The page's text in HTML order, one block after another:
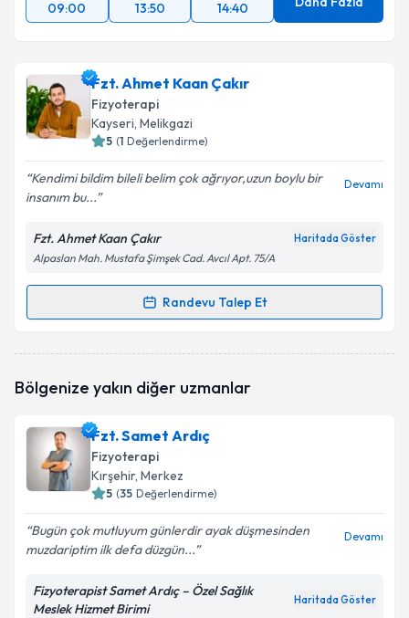
09:00 13:50 14:40
Fzt. Ahmet Kaan Çakır
Fizyoterapi
Kayseri, Melikgazi
5 (1 Değerlendirme)
Kendimi bildim bileli belim çok ağrıyor,uzun boylu bir
insanım bu...
Devamı
Fzt. Ahmet Kaan Çakır Haritada Göster
Alpaslan Mah. Mustafa Şimşek Cad. Avcıl Apt. 75/A
Randevu Talep Et
Randevu Takvimi Talebi
oluşturun. Size bu uzmandan randevu almanız için bir
E-posta Adresiniz
Kişisel verilerimin işlenmesine ilişkinAydınlatma
Metni'ni okudum ve kişisel verilerimin belirtilen
Bölgenize yakın diğer uzmanlar
Fzt. Samet Ardıç
Fizyoterapi
Kırşehir, Merkez
5 (35 Değerlendirme)
Bugün çok mutluyum günlerdir ayak düşmesinden
muzdariptim ilk defa düzgün...
Devamı
Fizyoterapist Samet Ardıç – Özel Sağlık
Meslek Hizmet Birimi
Haritada Göster